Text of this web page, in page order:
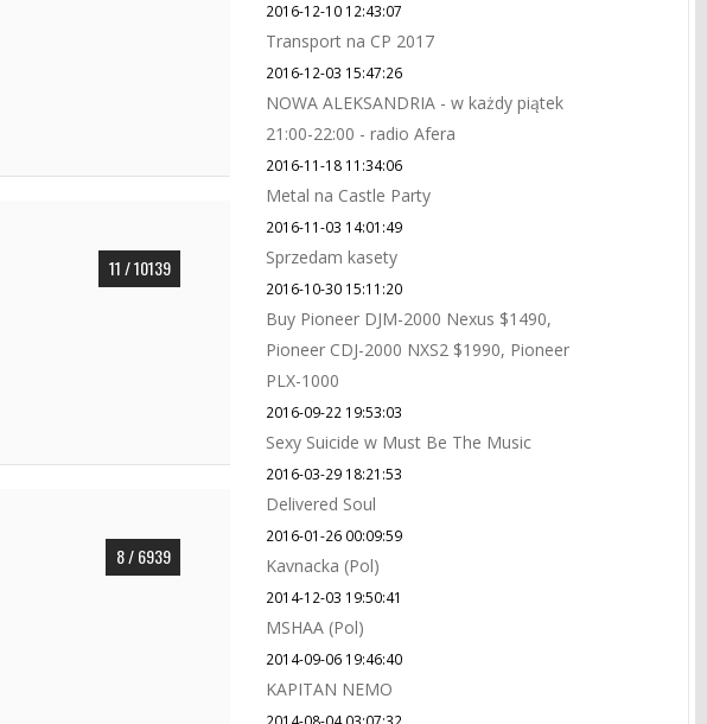
11 / 10139
8 / 6939
2016-12-10 12:43:07
Transport na CP 2017
2016-12-03 15:47:26
NOWA ALEKSANDRIA - w każdy piątek
21:00-22:00 - radio Afera
2016-11-18 11:34:06
Metal na Castle Party
2016-11-03 14:01:49
Sprzedam kasety
2016-10-30 15:11:20
Buy Pioneer DJM-2000 Nexus $1490,
Pioneer CDJ-2000 NXS2 $1990, Pioneer
PLX-1000
2016-09-22 19:53:03
Sexy Suicide w Must Be The Music
2016-03-29 18:21:53
Delivered Soul
2016-01-26 00:09:59
Kavnacka (Pol)
2014-12-03 19:50:41
MSHAA (Pol)
2014-09-06 19:46:40
KAPITAN NEMO